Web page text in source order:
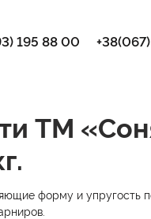
195 88 00
TM
форму и упругость